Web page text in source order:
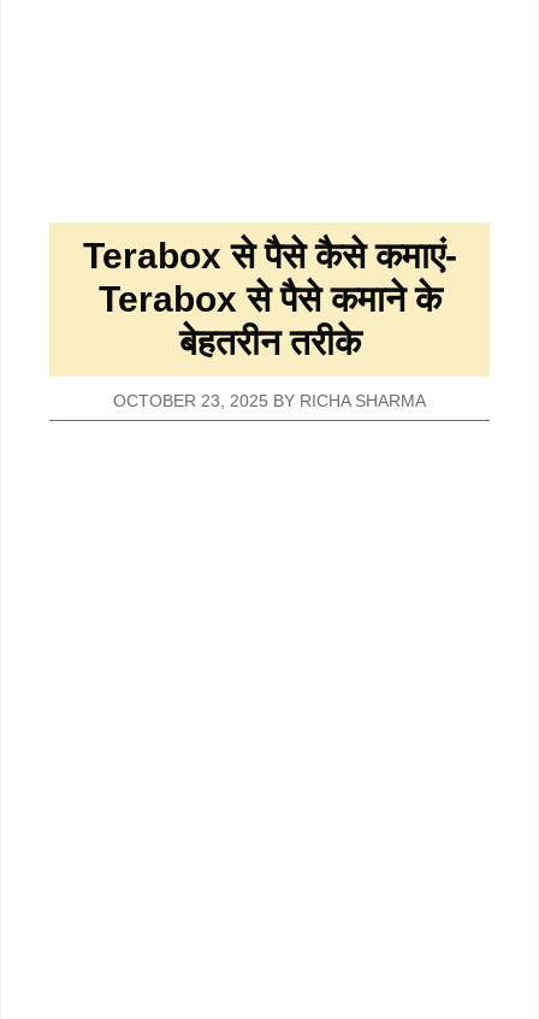
Terabox से पैसे कैसे कमाएं-
Terabox से पैसे कमाने के
बेहतरीन तरीके
OCTOBER 23, 2025 BY RICHA SHARMA